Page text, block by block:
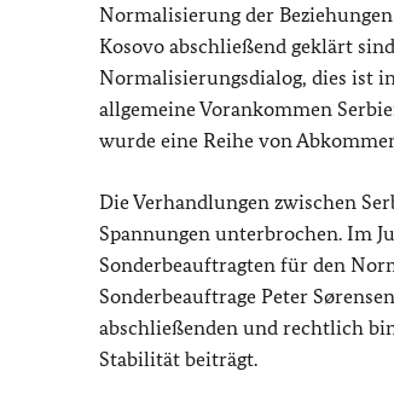
Normalisierung der
Kosovo abschließend geklärt
Normalisierungsdialog, dies ist
allgemeine Vorankommen
wurde eine Reihe von
Die Verhandlungen zwischen
Spannungen unterbrochen. Im
Sonderbeauftragten für den
Sonderbeauftrage Peter
abschließenden und rechtlich
Stabilität beiträgt.